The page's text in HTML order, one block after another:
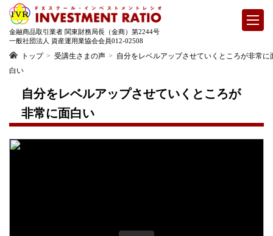
金融商品取引業者 関東財務局長（金商）第2244号
一般社団法人 資産運用業協会会員012-02508
トップ 受講生さまの声
自分をレベルアップさせていくところが非常に
白い
自分をレベルアップさせていくところが
非常に面白い